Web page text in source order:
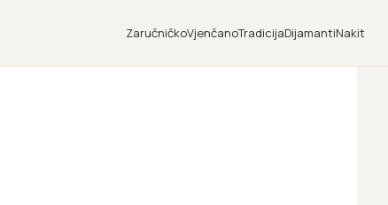
ZaručničkoVjenčanoTradicijaDijamantiNakit